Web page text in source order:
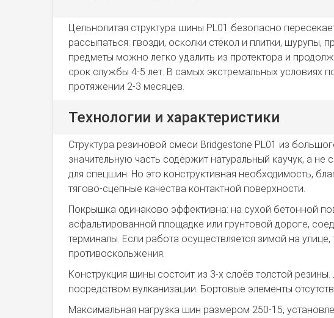
Цельнолитая структура шины PL01 безопасно
рассыпаться: гвозди, осколки стёкол и плитки, шурупы,
предметы можно легко удалить из протектора и
срок службы 4-5 лет. В самых экстремальных условиях
протяжении 2-3 месяцев.
Технологии и характеристики
Структура резиновой смеси Bridgestone PL01 из
значительную часть содержит натуральный каучук, а не
для спецшин. Но это конструктивная необходимость,
тягово-сцепные качества контактной поверхности.
Покрышка одинаково эффективна: на сухой бетонной
асфальтированной площадке или грунтовой дороге,
терминалы. Если работа осуществляется зимой на
противоскольжения.
Конструкция шины состоит из 3-х слоёв толстой
посредством вулканизации. Бортовые элементы
Максимальная нагрузка шин размером 250-15,